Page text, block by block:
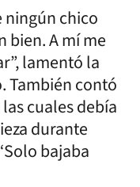
ningún chico
bien. A mí me
lamentó la
También contó
cuales debía
durante
bajaba